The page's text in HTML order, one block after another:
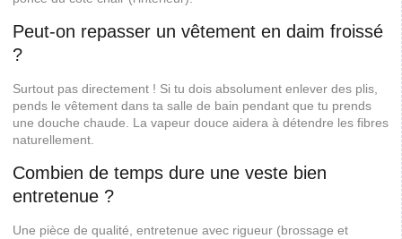
Peut-on repasser un vêtement en daim froissé
?
Surtout pas directement ! Si tu dois absolument enlever des plis,
pends le vêtement dans ta salle de bain pendant que tu prends
une douche chaude. La vapeur douce aidera à détendre les fibres
naturellement.
Combien de temps dure une veste bien
entretenue ?
Une pièce de qualité, entretenue avec rigueur (brossage et